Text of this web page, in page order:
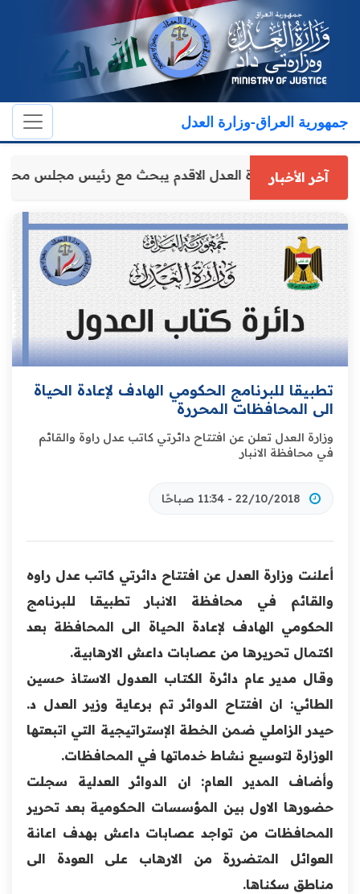
جمهورية العراق-وزارة العدل
آخر الأخباروكيل وزارة العدل الاقدم يبحث مع رئيس مجلس
تطبيقا للبرنامج الحكومي الهادف لإعادة الحياة
الى المحافظات المحررة
وزارة العدل تعلن عن افتتاح دائرتي كاتب عدل راوة والقائم
في محافظة الانبار
22/10/2018 - 11:34 صباحًا
أعلنت وزارة العدل عن افتتاح دائرتي كاتب عدل راوه
والقائم في محافظة الانبار تطبيقا للبرنامج
الحكومي الهادف لإعادة الحياة الى المحافظة بعد
اكتمال تحريرها من عصابات داعش الارهابية.
وقال مدير عام دائرة الكتاب العدول الاستاذ حسين
الطائي: ان افتتاح الدوائر تم برعاية وزير العدل د.
حيدر الزاملي ضمن الخطة الإستراتيجية التي اتبعتها
الوزارة لتوسيع نشاط خدماتها في المحافظات.
وأضاف المدير العام: ان الدوائر العدلية سجلت
حضورها الاول بين المؤسسات الحكومية بعد تحرير
المحافظات من تواجد عصابات داعش بهدف اعانة
العوائل المتضررة من الارهاب على العودة الى
مناطق سكناها.